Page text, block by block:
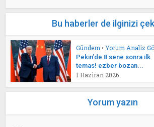
Bu haberler de ilginizi
Gündem • Yorum Analiz
Pekin’de 8 sene sonra ilk
temas! ezber bozan...
1 Haziran 2026
Yorum yazın